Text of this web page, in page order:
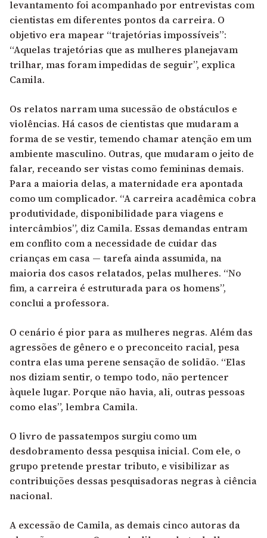
levantamento foi acompanhado por entrevistas com
cientistas em diferentes pontos da carreira. O
objetivo era mapear “trajetórias impossíveis”:
“Aquelas trajetórias que as mulheres planejavam
trilhar, mas foram impedidas de seguir”, explica
Camila.
Os relatos narram uma sucessão de obstáculos e
violências. Há casos de cientistas que mudaram a
forma de se vestir, temendo chamar atenção em um
ambiente masculino. Outras, que mudaram o jeito de
falar, receando ser vistas como femininas demais.
Para a maioria delas, a maternidade era apontada
como um complicador. “A carreira acadêmica cobra
produtividade, disponibilidade para viagens e
intercâmbios”, diz Camila. Essas demandas entram
em conflito com a necessidade de cuidar das
crianças em casa — tarefa ainda assumida, na
maioria dos casos relatados, pelas mulheres. “No
fim, a carreira é estruturada para os homens”,
conclui a professora.
O cenário é pior para as mulheres negras. Além das
agressões de gênero e o preconceito racial, pesa
contra elas uma perene sensação de solidão. “Elas
nos diziam sentir, o tempo todo, não pertencer
àquele lugar. Porque não havia, ali, outras pessoas
como elas”, lembra Camila.
O livro de passatempos surgiu como um
desdobramento dessa pesquisa inicial. Com ele, o
grupo pretende prestar tributo, e visibilizar as
contribuições dessas pesquisadoras negras à ciência
nacional.
A excessão de Camila, as demais cinco autoras da